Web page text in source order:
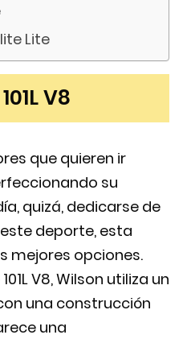
Lite
V8
que quieren ir
su
quizá, dedicarse de
deporte, esta
mejores opciones.
V8, Wilson utiliza un
una construcción
una